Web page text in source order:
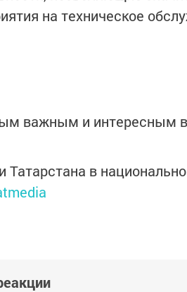
на техническое
важным и интересным в
Татарстана в